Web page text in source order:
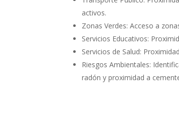
activos.
Zonas Verdes:Acceso a
Servicios Educativos:
Servicios de Salud:
Riesgos Ambientales:
radón y proximidad a